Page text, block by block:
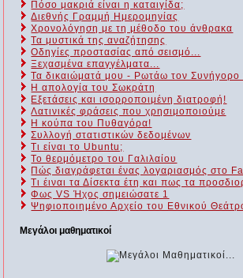
Πόσο μακριά είναι η καταιγίδα;
Διεθνής Γραμμή Ημερομηνίας
Χρονολόγηση με τη μέθοδο του άνθρακα
Τα μυστικά της αναζήτησης
Οδηγίες προστασίας από σεισμό...
Ξεχασμένα επαγγέλματα...
Τα δικαιώματά μου - Ρωτάω τον Συνήγορο
Η απολογία του Σωκράτη
Εξετάσεις και ισορροποιμένη διατροφή!
Λατινικές φράσεις που χρησιμοποιούμε
Η κούπα του Πυθαγόρα!
Συλλογή στατιστικών δεδομένων
Τι είναι το Ubuntu;
Το θερμόμετρο του Γαλιλαίου
Πώς διαγράφεται ένας λογαριασμός στο
Τι έιναι τα Δίσεκτα έτη και πως τα
Φως VS Ήχος σημειώσατε 1
Ψηφιοποιημένο Αρχείο του Εθνικού
Μεγάλοι μαθηματικοί